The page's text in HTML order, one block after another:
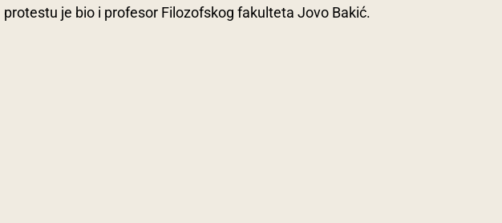
protestu je bio i profesor Filozofskog fakulteta Jovo Bakić.